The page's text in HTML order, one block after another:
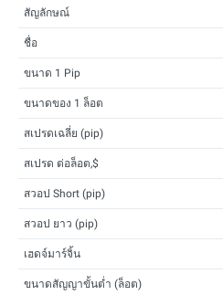
สัญลักษณ์
ชื่อ
ขนาด 1 Pip
ขนาดของ 1 ล็อต
สเปรดเฉลี่ย (pip)
สเปรด ต่อล็อต,$
สวอป Short (pip)
สวอป ยาว (pip)
เฮดจ์มาร์จิ้น
ขนาดสัญญาขั้นต่ำ (ล็อต)